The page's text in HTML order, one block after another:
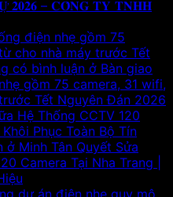
– 𝐂𝐎̂𝐍𝐆 𝐓𝐘 𝐓𝐍𝐇𝐇
điện nhẹ gồm 75
cho nhà máy trước Tết
có bình luận ở Bàn giao
gồm 75 camera, 31 wifi,
Tết Nguyên Đán 2026
Hệ Thống CCTV 120
Phục Toàn Bộ Tín
ở Minh Tân Quyết Sửa
Camera Tại Nha Trang |